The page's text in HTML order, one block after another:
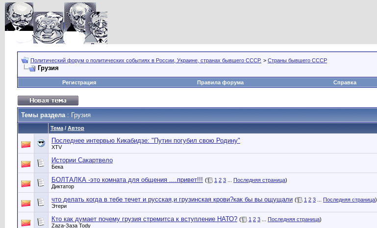
Политический форум о политических событиях в России, Украине, странах бывшего СССР. > Страны бывшего СССР
Грузия
Регистрация Правила форума Справка
Темы раздела: Грузия
Тема / Автор
Последнее интервью Кикабидзе: "Путин погубил свою Родину"
XTV
Истории Сакартвело
Бека
БОЛТАЛКА -это комната для общения ....привет!!! ( 1 2 3 Последняя страница)
Диктатор
что делать когда в тебе течет и русская,и грузинская крови?как бы вы ощущали ( 1 2 3 Последняя страница)
Этери
Кто как думает почему грузия стремитса к вступление НАТО? ( 1 2 3 Последняя страница)
Zaza-Заза Tody